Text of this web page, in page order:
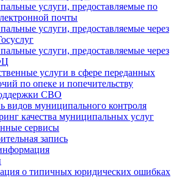
услуги, предоставляемые по
почты
услуги, предоставляемые через
услуги, предоставляемые через
услуги в сфере переданных
по опеке и попечительству
СВО
видов муниципального контроля
качества муниципальных услуг
сервисы
запись
о типичных юридических ошибках